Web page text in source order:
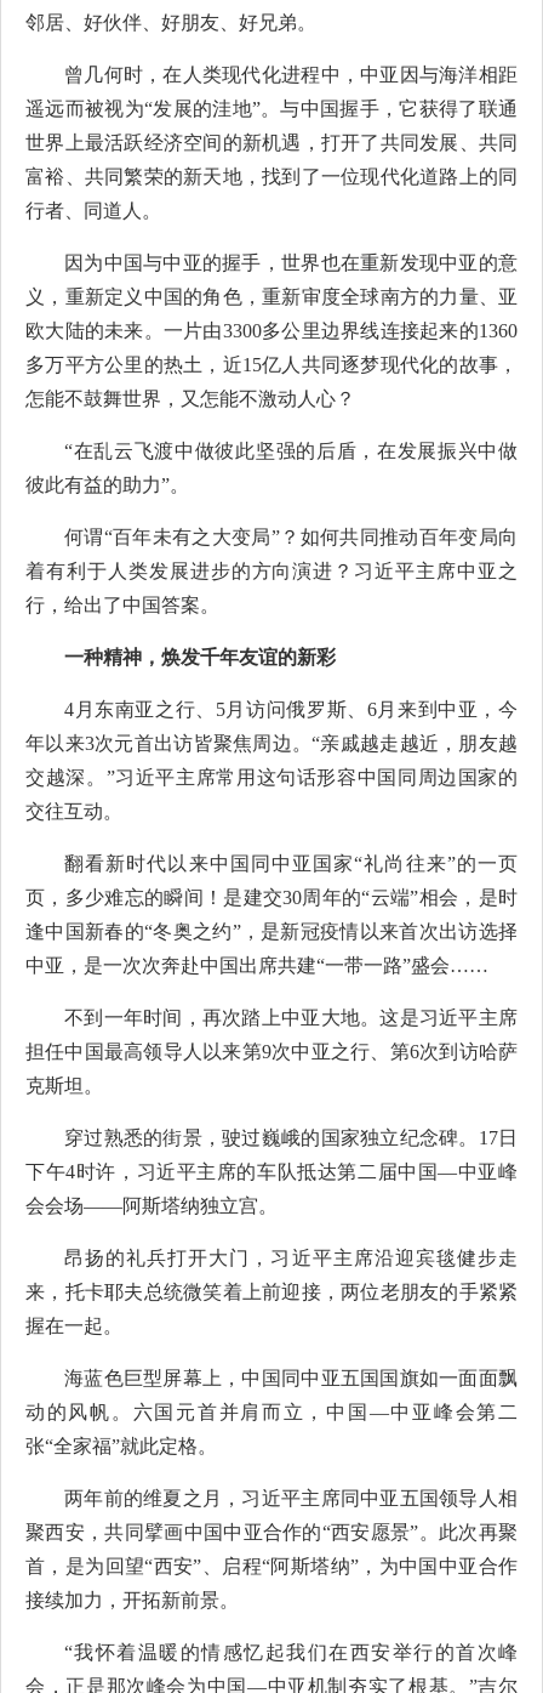
邻居、好伙伴、好朋友、好兄弟。
曾几何时，在人类现代化进程中，中亚因与海洋相距
遥远而被视为“发展的洼地”。与中国握手，它获得了联通
世界上最活跃经济空间的新机遇，打开了共同发展、共同
富裕、共同繁荣的新天地，找到了一位现代化道路上的同
行者、同道人。
因为中国与中亚的握手，世界也在重新发现中亚的意
义，重新定义中国的角色，重新审度全球南方的力量、亚
欧大陆的未来。一片由3300多公里边界线连接起来的1360
多万平方公里的热土，近15亿人共同逐梦现代化的故事，
怎能不鼓舞世界，又怎能不激动人心？
“在乱云飞渡中做彼此坚强的后盾，在发展振兴中做
彼此有益的助力”。
何谓“百年未有之大变局”？如何共同推动百年变局向
着有利于人类发展进步的方向演进？习近平主席中亚之
行，给出了中国答案。
一种精神，焕发千年友谊的新彩
4月东南亚之行、5月访问俄罗斯、6月来到中亚，今
年以来3次元首出访皆聚焦周边。“亲戚越走越近，朋友越
交越深。”习近平主席常用这句话形容中国同周边国家的
交往互动。
翻看新时代以来中国同中亚国家“礼尚往来”的一页
页，多少难忘的瞬间！是建交30周年的“云端”相会，是时
逢中国新春的“冬奥之约”，是新冠疫情以来首次出访选择
中亚，是一次次奔赴中国出席共建“一带一路”盛会……
不到一年时间，再次踏上中亚大地。这是习近平主席
担任中国最高领导人以来第9次中亚之行、第6次到访哈萨
克斯坦。
穿过熟悉的街景，驶过巍峨的国家独立纪念碑。17日
下午4时许，习近平主席的车队抵达第二届中国—中亚峰
会会场——阿斯塔纳独立宫。
昂扬的礼兵打开大门，习近平主席沿迎宾毯健步走
来，托卡耶夫总统微笑着上前迎接，两位老朋友的手紧紧
握在一起。
海蓝色巨型屏幕上，中国同中亚五国国旗如一面面飘
动的风帆。六国元首并肩而立，中国—中亚峰会第二
张“全家福”就此定格。
两年前的维夏之月，习近平主席同中亚五国领导人相
聚西安，共同擘画中国中亚合作的“西安愿景”。此次再聚
首，是为回望“西安”、启程“阿斯塔纳”，为中国中亚合作
接续加力，开拓新前景。
“我怀着温暖的情感忆起我们在西安举行的首次峰
会，正是那次峰会为中国—中亚机制夯实了根基。”吉尔